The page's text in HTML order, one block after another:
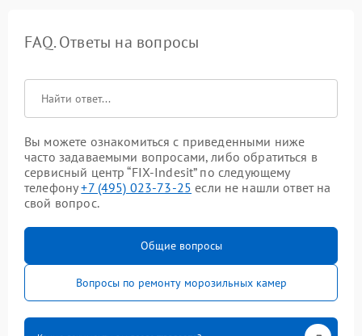
FAQ. Ответы на вопросы
Вы можете ознакомиться с приведенными ниже
часто задаваемыми вопросами, либо обратиться в
сервисный центр “FIX-Indesit” по следующему
телефону+7 (495) 023-73-25 если не нашли ответ на
свой вопрос.
Общие вопросы
Вопросы по ремонту морозильных камер